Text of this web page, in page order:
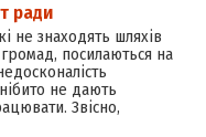
ради
не знаходять шляхів
посилаються на
не дають
Звісно,